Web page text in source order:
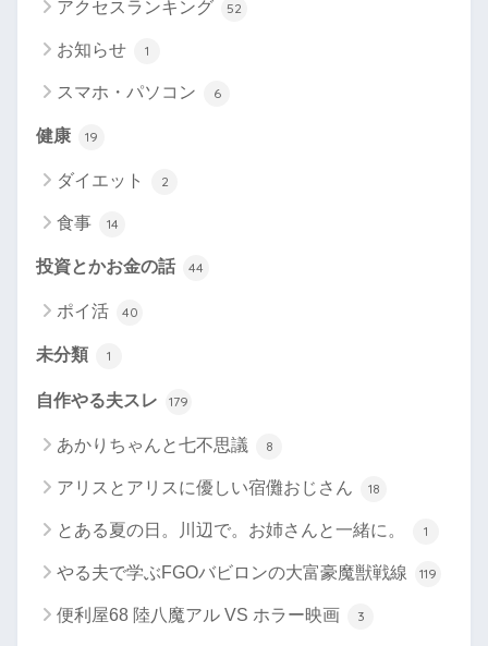
アクセスランキング 52
お知らせ 1
スマホ・パソコン 6
健康 19
ダイエット 2
食事 14
投資とかお金の話 44
ポイ活 40
未分類 1
自作やる夫スレ 179
あかりちゃんと七不思議 8
アリスとアリスに優しい宿儺おじさん 18
とある夏の日。川辺で。お姉さんと一緒に。 1
やる夫で学ぶFGOバビロンの大富豪魔獣戦線 119
便利屋68 陸八魔アル VS ホラー映画 3